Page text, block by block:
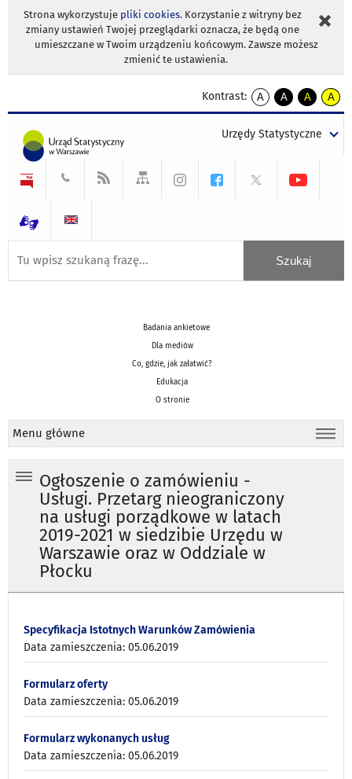
Strona wykorzystuje pliki cookies. Korzystanie z witryny bez
zmiany ustawień Twojej przeglądarki oznacza, że będą one
umieszczane w Twoim urządzeniu końcowym. Zawsze możesz
zmienić te ustawienia.
Kontrast:
A
kontrast
A
kontrast
tekst
czarnym
A
kontrast
tekst
czarnym
A
tekst
żółtym
Urzędy Statystyczne
Badania ankietowe
Dla mediów
Co, gdzie, jak załatwić?
Edukacja
O stronie
Menu główne
Ogłoszenie o zamówieniu -
Usługi. Przetarg nieograniczony
na usługi porządkowe w latach
2019-2021 w siedzibie Urzędu w
Warszawie oraz w Oddziale w
Płocku
Specyfikacja Istotnych Warunków Zamówienia
Data zamieszczenia: 05.06.2019
Formularz oferty
Data zamieszczenia: 05.06.2019
Formularz wykonanych usług
Data zamieszczenia: 05.06.2019